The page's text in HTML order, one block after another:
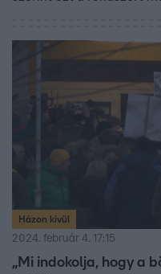
még el sem indult az
katasztrófavédelemnél,
februárban indulna a
Házon kívül
2024. február 4. 17:15
„Mi indokolja, hogy a